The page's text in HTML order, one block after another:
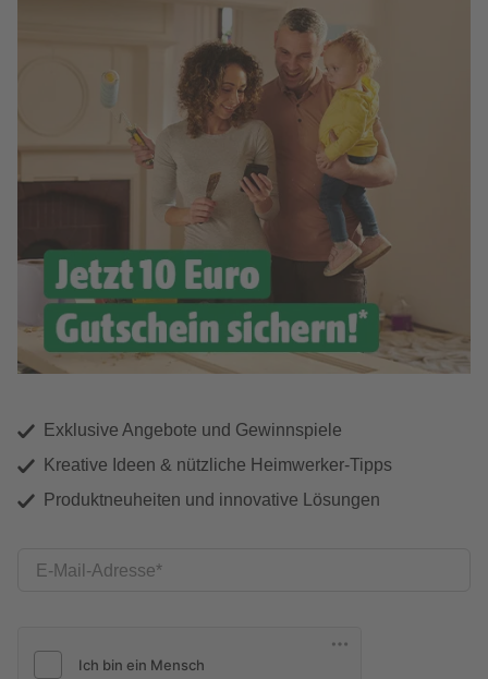
Exklusive Angebote und Gewinnspiele
Kreative Ideen & nützliche Heimwerker-Tipps
Produktneuheiten und innovative Lösungen
E-Mail-Adresse